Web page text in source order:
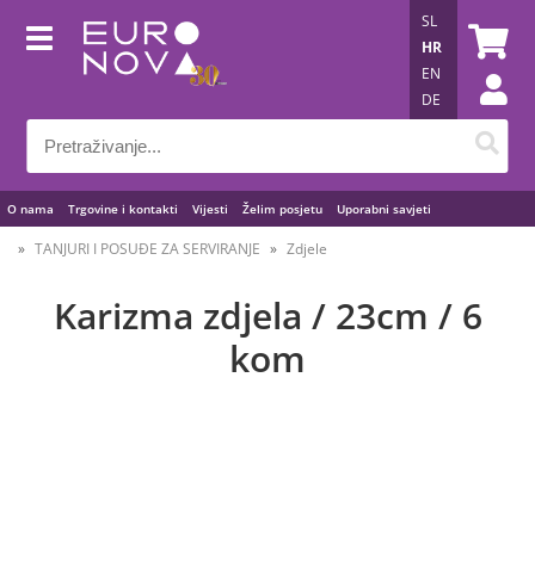
O nama Trgovine i kontakti Vijesti Želim posjetu Uporabni savjeti
SL
HR
EN
DE
TANJURI I POSUĐE ZA SERVIRANJE Zdjele
Karizma zdjela / 23cm / 6
kom